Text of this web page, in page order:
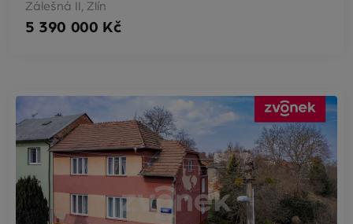
Zálešná II, Zlín
5 390 000 Kč